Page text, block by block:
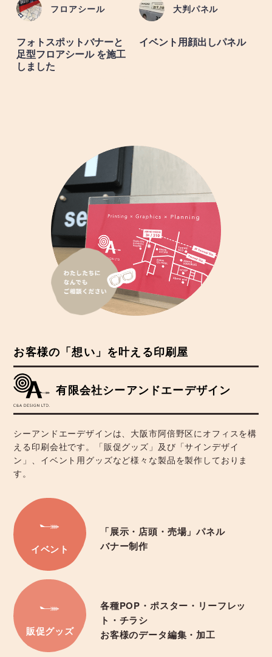
フロアシール
フォトスポットバナーと
足型フロアシール を施工
しました
大判パネル
イベント用顔出しパネル
お客様の「想い」を叶える印刷屋
有限会社シーアンドエーデザイン
シーアンドエーデザインは、大阪市阿倍野区にオフィスを構
える印刷会社です。「販促グッズ」及び「サインデザイ
ン」、イベント用グッズなど様々な製品を製作しておりま
す。
イベント
「展示・店頭・売場」パネル
バナー制作
販促グッズ
各種POP・ポスター・リーフレッ
ト・チラシ
お客様のデータ編集・加工